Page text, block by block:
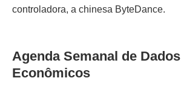
controladora, a chinesa ByteDance.
Agenda Semanal de Dados
Econômicos